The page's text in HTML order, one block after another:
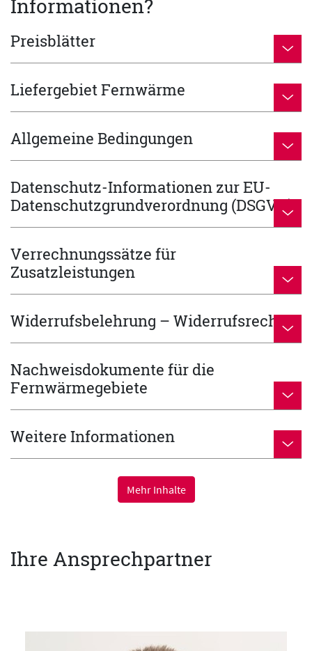
Informationen?
Preisblätter
Liefergebiet Fernwärme
Allgemeine Bedingungen
Datenschutz-Informationen zur EU-
Datenschutzgrundverordnung (DSGVO)
Verrechnungssätze für
Zusatzleistungen
Widerrufsbelehrung – Widerrufsrecht
Nachweisdokumente für die
Fernwärmegebiete
Weitere Informationen
Mehr Inhalte
Ihre Ansprechpartner